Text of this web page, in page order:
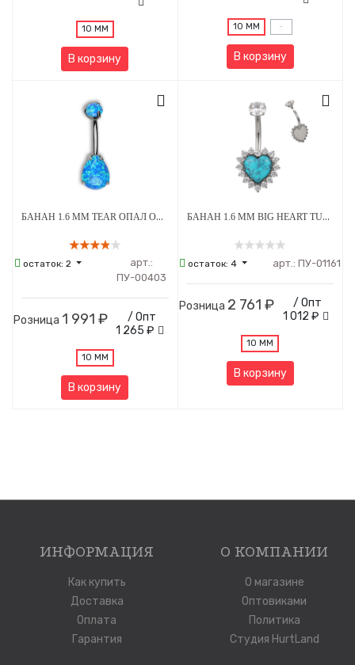
10 ММ
В корзину
10 ММ -
В корзину
БАНАН 1.6 ММ TEAR ОПАЛ OP-05 5*8 ММ ВНУТРЕННЯЯ РЕЗЬБА ТИТАН
остаток:2
арт.:
ПУ-00403
Розница 1 991 ₽
/ Опт
1 265 ₽
10 ММ
В корзину
БАНАН 1.6 ММ BIG HEART TURQUOISE STEEL CRYSTAL ВНУТРЕННЯЯ РЕЗЬБА ТИТАН
остаток:4 арт.: ПУ-01161
Розница 2 761 ₽
/ Опт
1 012 ₽
10 ММ
В корзину
ИНФОРМАЦИЯ
Как купить
Доставка
Оплата
Гарантия
О КОМПАНИИ
О магазине
Оптовиками
Политика
Студия HurtLand